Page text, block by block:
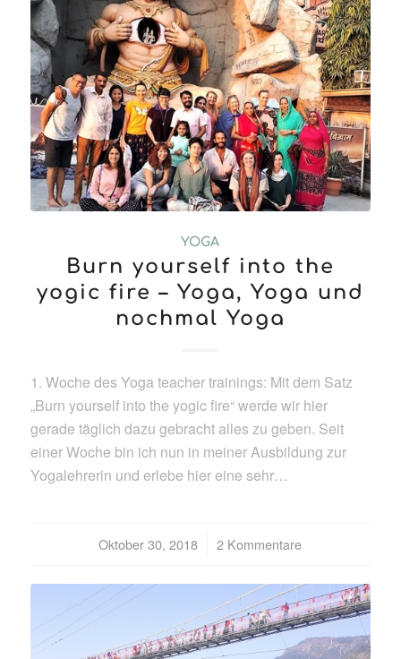
YOGA
Burn yourself into the
yogic fire – Yoga, Yoga und
nochmal Yoga
1. Woche des Yoga teacher trainings: Mit dem Satz
„Burn yourself into the yogic fire“ werde wir hier
gerade täglich dazu gebracht alles zu geben. Seit
einer Woche bin ich nun in meiner Ausbildung zur
Yogalehrerin und erlebe hier eine sehr…
Oktober 30, 2018
/ 2 Kommentare